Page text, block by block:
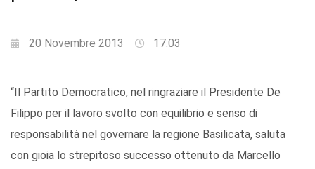
20 Novembre 2013 17:03
“Il Partito Democratico, nel ringraziare il Presidente De
Filippo per il lavoro svolto con equilibrio e senso di
responsabilità nel governare la regione Basilicata, saluta
con gioia lo strepitoso successo ottenuto da Marcello